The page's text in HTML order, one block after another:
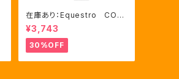
在庫あり：Equestro CON
TRASTING LOGO ソック
ス 2色（ETU00019）
¥3,743
30%OFF